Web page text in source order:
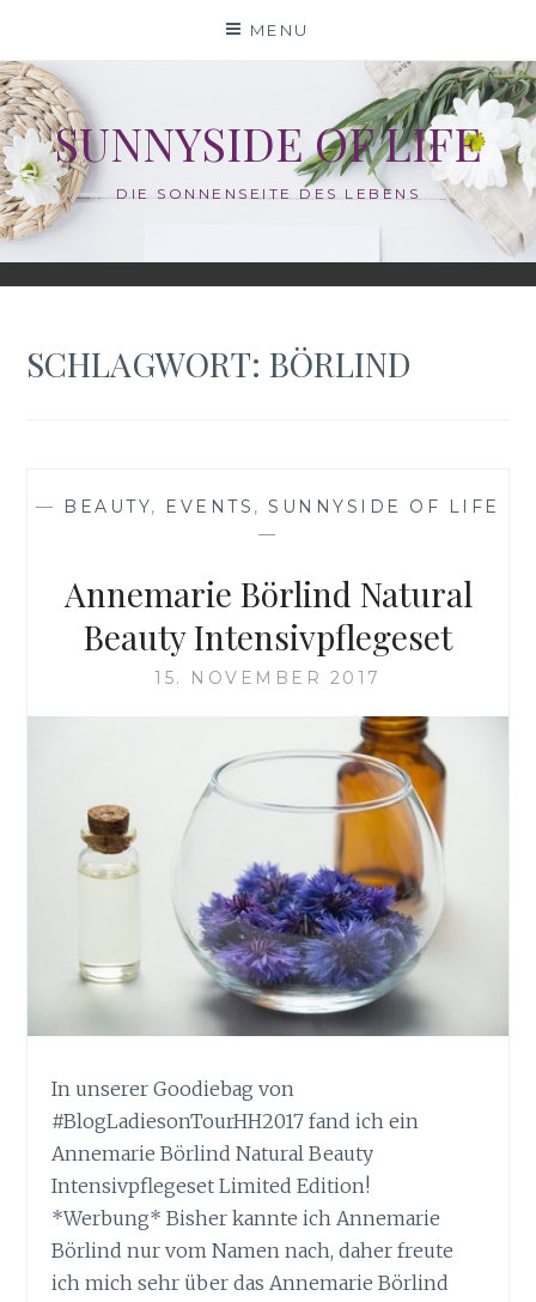
content
MENU
SUNNYSIDE OF LIFE
DIE SONNENSEITE DES LEBENS
SCHLAGWORT:BÖRLIND
— BEAUTY, EVENTS ,SUNNYSIDE OF LIFE
—
Annemarie Börlind Natural
Beauty Intensivpflegeset
15. NOVEMBER 2017
In unserer Goodiebag von
#BlogLadiesonTourHH2017 fand ich ein
Annemarie Börlind Natural Beauty
Intensivpflegeset Limited Edition!
*Werbung* Bisher kannte ich Annemarie
Börlind nur vom Namen nach, daher freute
ich mich sehr über das Annemarie Börlind